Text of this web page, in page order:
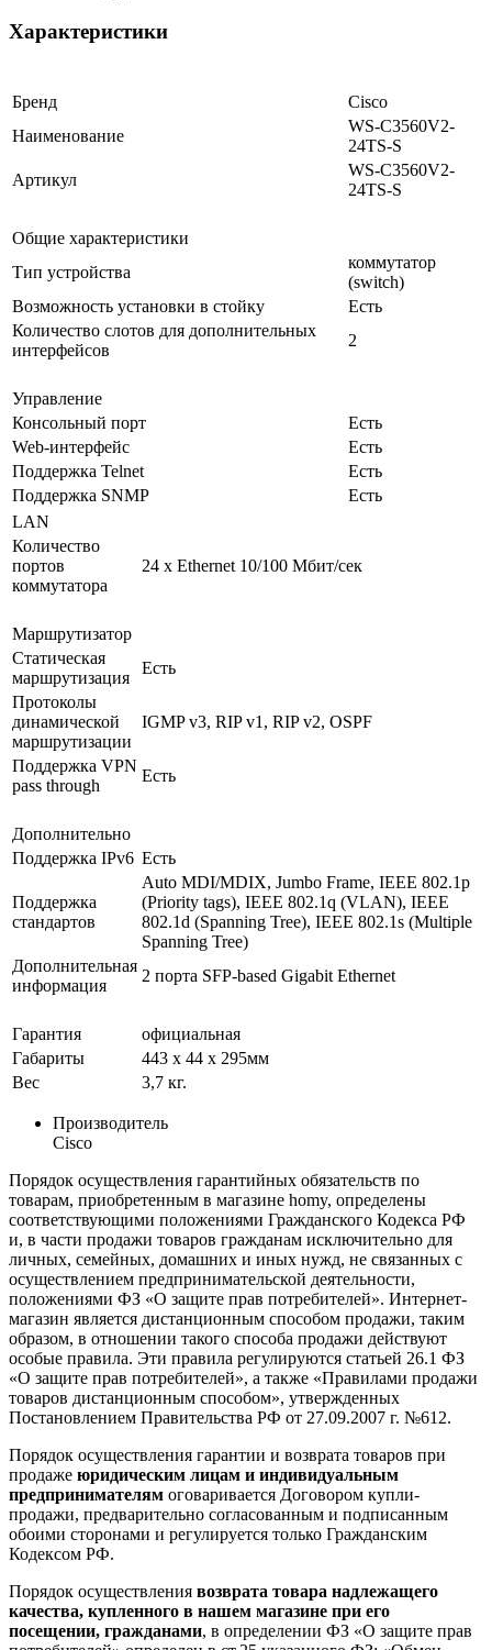
Характеристики
Бренд
Cisco
Наименование
WS-C3560V2-
24TS-S
Артикул
WS-C3560V2-
24TS-S
Общие характеристики
Тип устройства
коммутатор
(switch)
Возможность установки в стойку
Есть
Количество слотов для дополнительных
интерфейсов
2
Управление
Консольный порт
Есть
Web-интерфейс
Есть
Поддержка Telnet
Есть
Поддержка SNMP
Есть
LAN
Количество
портов
коммутатора
24 x Ethernet 10/100 Мбит/сек
Маршрутизатор
Статическая
маршрутизация
Есть
Протоколы
динамической
маршрутизации
IGMP v3, RIP v1, RIP v2, OSPF
Поддержка VPN
pass through
Есть
Дополнительно
Поддержка IPv6 Есть
Поддержка
стандартов
Auto MDI/MDIX, Jumbo Frame, IEEE 802.1p
(Priority tags), IEEE 802.1q (VLAN), IEEE
802.1d (Spanning Tree), IEEE 802.1s (Multiple
Spanning Tree)
Дополнительная
информация
2 порта SFP-based Gigabit Ethernet
Гарантия
официальная
Габариты
443 x 44 x 295мм
Вес
3,7 кг.
Производитель
Cisco
Порядок осуществления гарантийных обязательств по
товарам, приобретенным в магазине homy, определены
соответствующими положениями Гражданского Кодекса РФ
и, в части продажи товаров гражданам исключительно для
личных, семейных, домашних и иных нужд, не связанных с
осуществлением предпринимательской деятельности,
положениями ФЗ «О защите прав потребителей». Интернет-
магазин является дистанционным способом продажи, таким
образом, в отношении такого способа продажи действуют
особые правила. Эти правила регулируются статьей 26.1 ФЗ
«О защите прав потребителей», а также «Правилами продажи
товаров дистанционным способом», утвержденных
Постановлением Правительства РФ от 27.09.2007 г. №612.
Порядок осуществления гарантии и возврата товаров при
продаже юридическим лицам и индивидуальным
предпринимателям оговаривается Договором купли-
продажи, предварительно согласованным и подписанным
обоими сторонами и регулируется только Гражданским
Кодексом РФ.
Порядок осуществления возврата товара надлежащего
качества, купленного в нашем магазине при его
посещении, гражданами, в определении ФЗ «О защите прав